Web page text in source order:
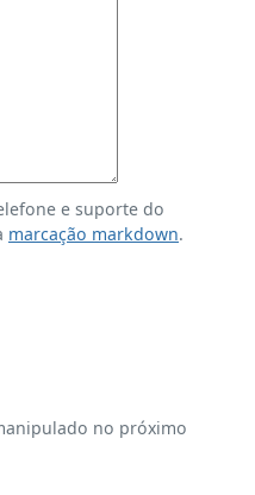
e suporte do
marcação markdown.
no próximo